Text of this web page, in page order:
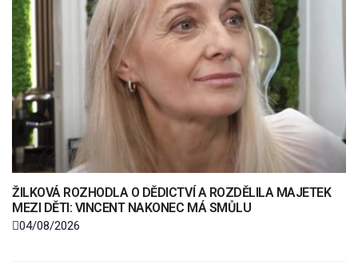
ŽILKOVÁ ROZHODLA O DĚDICTVÍ A ROZDĚLILA MAJETEK
MEZI DĚTI: VINCENT NAKONEC MÁ SMŮLU
04/08/2026